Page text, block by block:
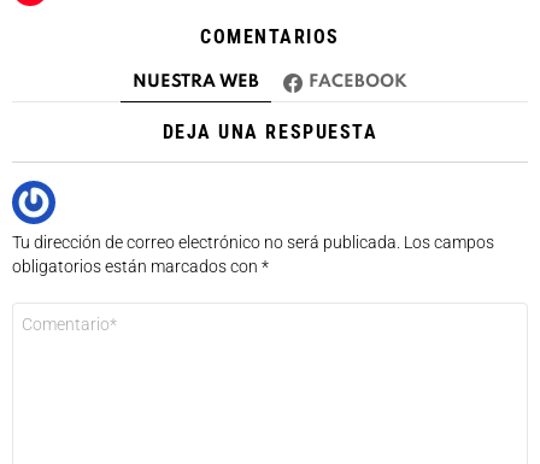
COMENTARIOS
NUESTRA WEB FACEBOOK
DEJA UNA RESPUESTA
Tu dirección de correo electrónico no será publicada. Los campos
obligatorios están marcados con *